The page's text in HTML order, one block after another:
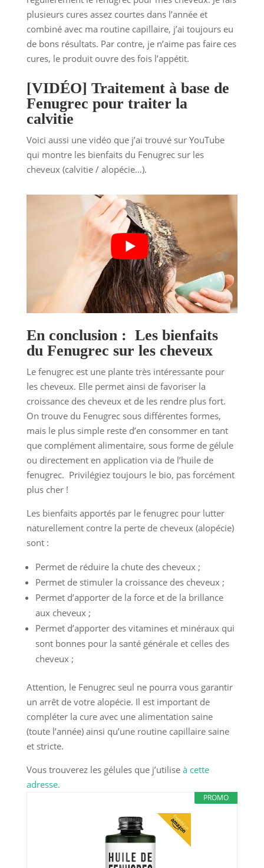
plusieurs cures assez courtes dans l’année et
combiné avec ma routine capillaire, j’ai toujours eu
de bons résultats. Par contre, je n’aime pas faire ces
cures, le produit ouvre des fois l’appétit.
[VIDÉO] Traitement à base de
Fenugrec pour traiter la
calvitie
Voici aussi une vidéo que j’ai trouvé sur YouTube
qui montre les bienfaits du Fenugrec sur les
cheveux (calvitie / alopécie…).
En conclusion : Les bienfaits
du Fenugrec sur les cheveux
Le fenugrec est une plante très intéressante pour
les cheveux. Elle permet ainsi de favoriser la
croissance des cheveux et de les rendre plus fort.
On trouve du Fenugrec sous différentes formes,
mais le plus simple reste d’en consommer en tant
que complément alimentaire, sous forme de gélule
ou directement en application via de l’huile de
fenugrec. Privilégiez toujours le bio, pas forcément
plus cher !
Les bienfaits apportés par le fenugrec pour lutter
naturellement contre la perte de cheveux (alopécie)
sont :
Permet de réduire la chute des cheveux ;
Permet de stimuler la croissance des cheveux ;
Permet d’apporter de la force et de la brillance
aux cheveux ;
Permet d’apporter des vitamines et minéraux qui
sont bonnes pour la santé générale et celles des
cheveux ;
Attention, le Fenugrec seul ne pourra vous garantir
un arrêt de votre alopécie. Il est important de
compléter la cure avec une alimentation saine
(toute l’année) ainsi qu’une routine capillaire saine
et stricte.
Vous trouverez les gélules que j’utilise à cette
adresse.
PROMO